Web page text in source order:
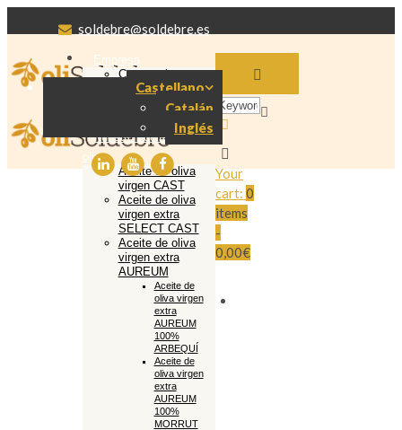
soldebre@soldebre.es
Castellano
Catalán
Inglés
Empresa
Cooperativa
Soldebre
Producción aceite
Nuestro aceite de
oliva
Aceite de oliva
virgen CAST
Aceite de oliva
virgen extra
SELECT CAST
Aceite de oliva
virgen extra
AUREUM
Aceite de
oliva virgen
extra
AUREUM
100%
ARBEQUÍ
Aceite de
oliva virgen
extra
AUREUM
100%
MORRUT
Your
cart: 0
items
-
0,00€